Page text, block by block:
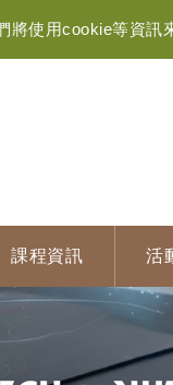
將使用cookie等資訊
課程資訊 活